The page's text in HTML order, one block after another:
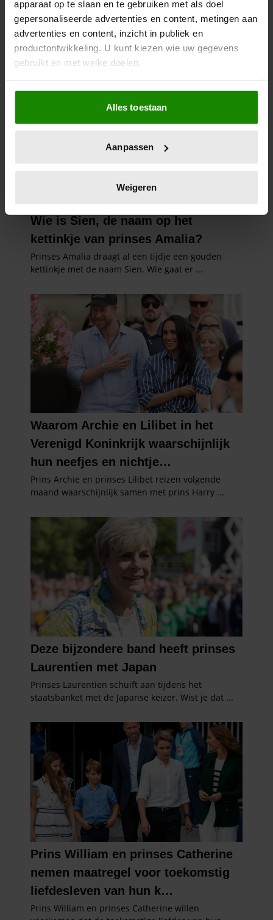
apparaat op te slaan en te gebruiken met als doel
gepersonaliseerde advertenties en content, metingen aan
advertenties en content, inzicht in publiek en
productontwikkeling. U kunt kiezen wie uw gegevens
gebruikt en met welke doelen.
Als u het toestaat, willen we ook graag:
Informatie verzamelen over uw geografische
locatie, die tot een paar meter nauwkeurig kan zijn
scannen op specifieke eigenschappen (fingerprinting)
verwerkt en stel uw voorkeuren in het
intrekken in de Cookieverklaring.
We gebruiken cookies om content en advertenties te
personaliseren, om functies voor social media te bieden
en om ons websiteverkeer te analyseren. Ook delen we
partners voor social media, adverteren en analyse. Deze
partners kunnen deze gegevens combineren met andere
informatie die u aan ze heeft verstrekt of die ze hebben
verzameld op basis van uw gebruik van hun services. U
gaat akkoord met onze cookies als u onze website blijft
Alles toestaan
Aanpassen
Weigeren